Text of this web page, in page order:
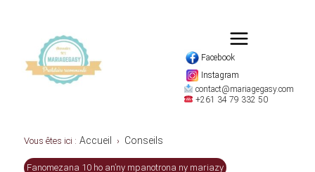
Facebook
Instagram
contact@mariagegasy.com
+261 34 79 332 50
Vous êtes ici : Accueil › Conseils
Fanomezana 10 ho an’ny mpanotrona ny mariazy